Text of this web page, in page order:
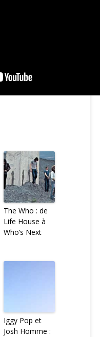
The Who : de
Life House à
Who’s Next
Iggy Pop et
Josh Homme :